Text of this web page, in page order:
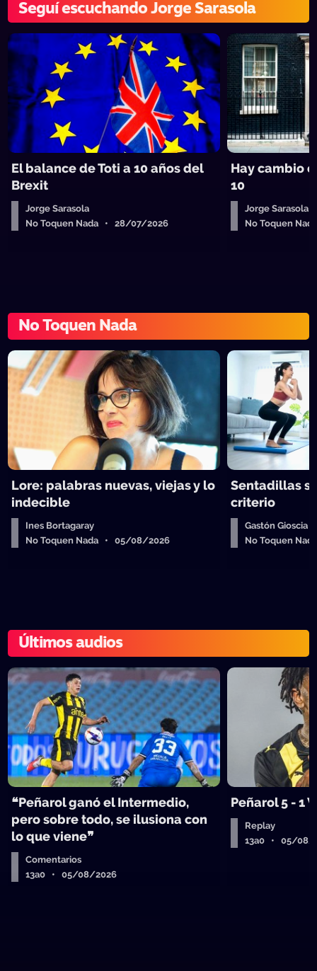
Seguí escuchando Jorge Sarasola
El balance de Toti a 10 años del
Brexit
Jorge Sarasola
No Toquen Nada • 28/07/2026
Hay cambio
10
Jorge Sarasola
No Toquen
No Toquen Nada
Lore: palabras nuevas, viejas y lo
indecible
Ines Bortagaray
No Toquen Nada • 05/08/2026
Sentadillas
criterio
Gastón Gioscia
No Toquen
Últimos audios
❝Peñarol ganó el Intermedio,
pero sobre todo, se ilusiona con
lo que viene❞
Comentarios
13a0 • 05/08/2026
Peñarol 5 - 1
Replay
13a0 • 05/08/